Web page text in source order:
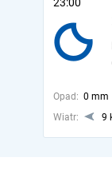
Opad: 0 mm
Wiatr:
9